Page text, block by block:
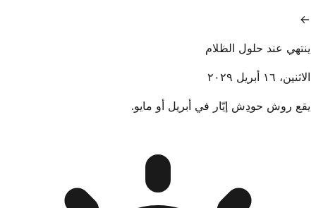
→
ينتهي عند حلول الظلام
الاثنين، ١٦ أبريل ٢٠٢٩
يقع روش حودِش إيّار في أبريل أو مايو.